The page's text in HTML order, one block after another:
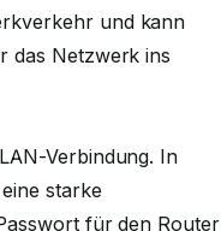
und kann
das Netzwerk ins
Verbindung. In
starke
für den Router